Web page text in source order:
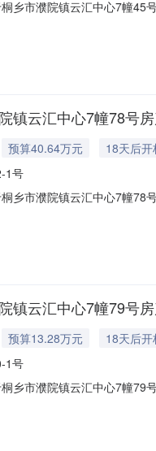
乡市濮院镇云汇中心7幢
乡市濮院镇云汇中心7幢
镇云汇中心7幢78号
预算40.64万元
18天后开
1号
乡市濮院镇云汇中心7幢
乡市濮院镇云汇中心7幢
镇云汇中心7幢79号
预算13.28万元
18天后开
1号
乡市濮院镇云汇中心7幢
乡市濮院镇云汇中心7幢